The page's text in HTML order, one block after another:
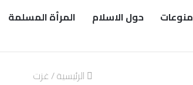
منوعات حول الاسلام المرأة المسلمة
الرئيسية/غزت